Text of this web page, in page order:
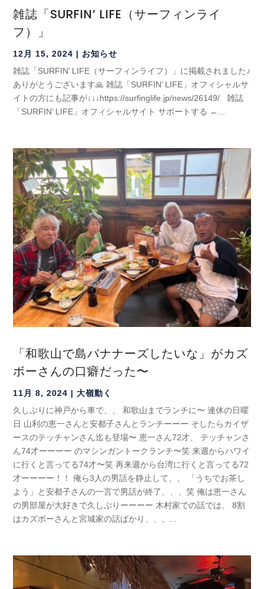
雑誌「SURFIN’ LIFE（サーフィンライ
フ）」
12月 15, 2024 | お知らせ
雑誌「SURFIN’ LIFE（サーフィンライフ）」に掲載されました♪
ありがとうございます🙏 雑誌「SURFIN’ LIFE」オフィシャルサ
イトの方にも記事が↓↓↓https://surfinglife.jp/news/26149/ 雑誌
「SURFIN’ LIFE」オフィシャルサイト サポートする ←...
「和歌山で島バナナーズしたいな」がカズ
ボーさんの口癖だった〜
11月 8, 2024 | 大嶺動く
久しぶりに神戸から車で、、 和歌山までランチに〜 連休の日曜
日 山利の恵一さんと安都子さんとランチーーー そしたらカイザ
ースのテッチャンさん迄も登場〜 恵一さん72才、 テッチャンさ
ん74才ーーーー のマシンガントークランチ〜笑 来週からハワイ
に行くと言ってる74才〜笑 再来週から台湾に行くと言ってる72
才ーーーー！！ 俺ら3人の男話を静止して、、 「うちでお茶し
よう」と安都子さんの一言で男話が終了、、、笑 俺は恵一さん
の男部屋が大好きで久しぶりーーーー 木村家での話では、 8割
はカズボーさんと宮城家の話ばかり、、、...